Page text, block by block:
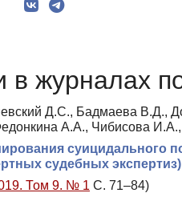
в журналах
Д.С., Бадмаева В.Д.,
А.А., Чибисова
суицидального
судебных экспертиз)
Том 9. № 1 С. 71–84)